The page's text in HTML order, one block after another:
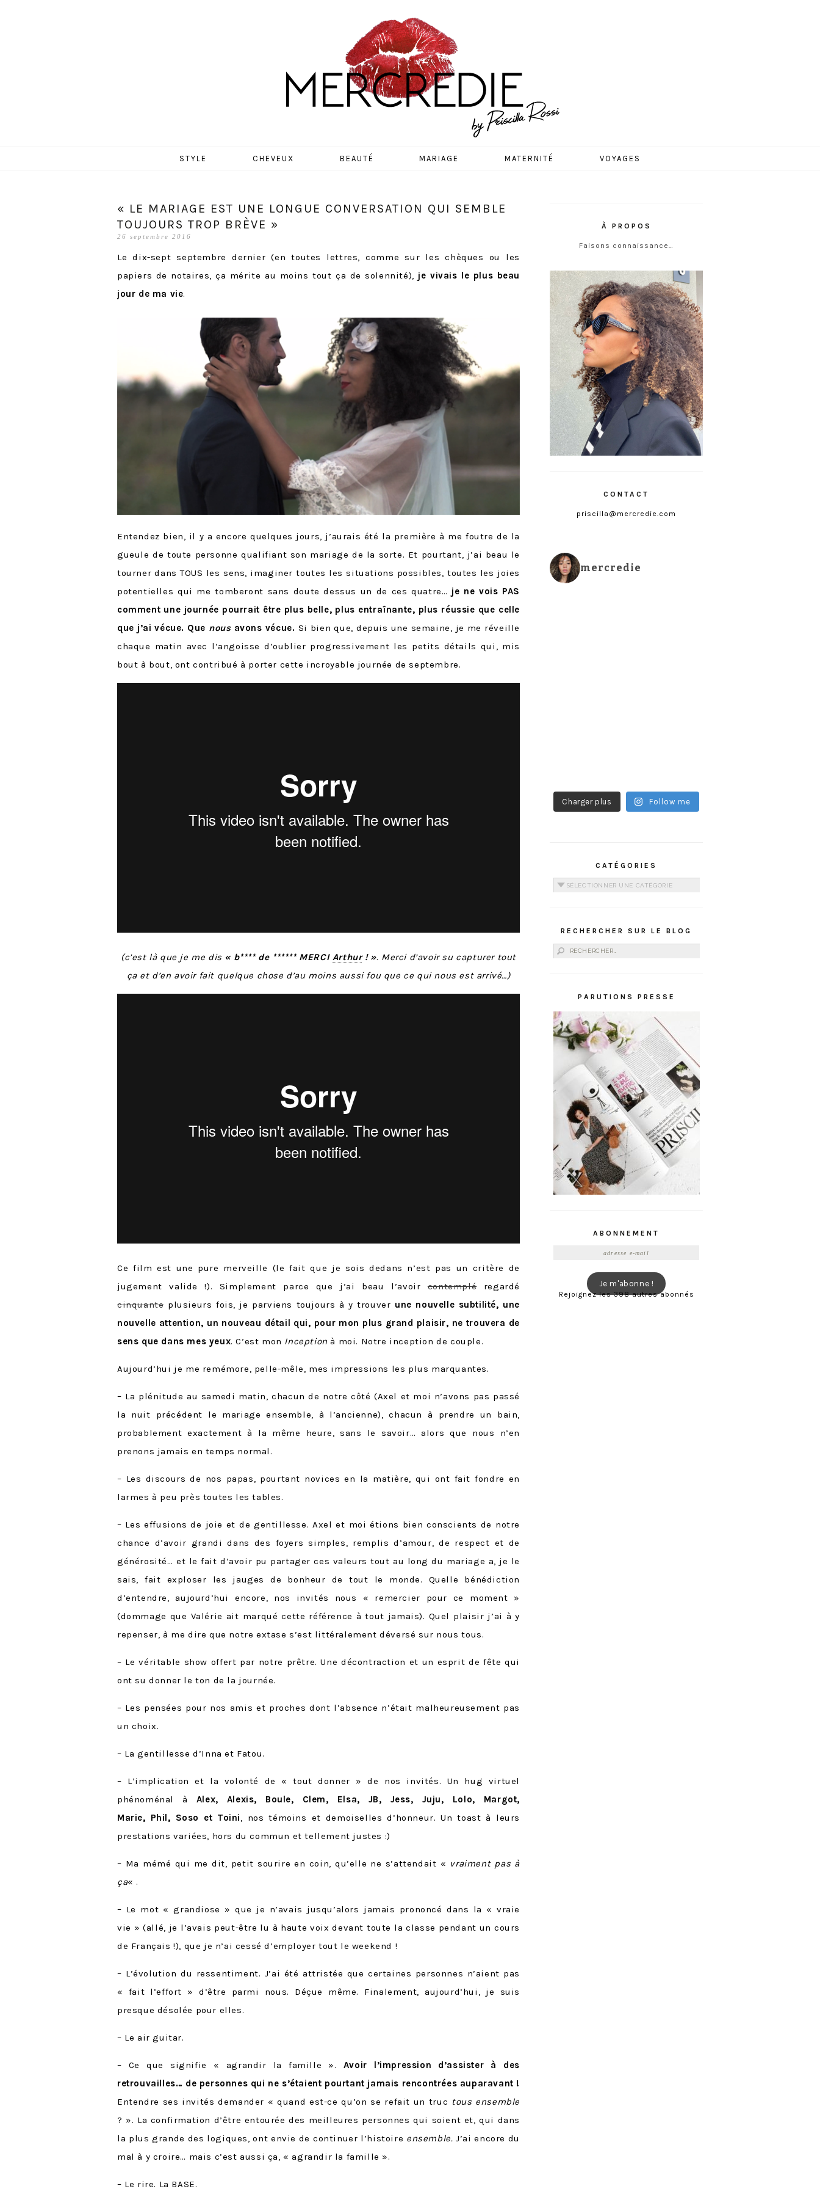
MERCREDIE
STYLE CHEVEUX BEAUTÉ MARIAGE MATERNITÉ VOYAGES
« LE MARIAGE EST UNE LONGUE CONVERSATION QUI SEMBLE
TOUJOURS TROP BRÈVE »
26 septembre 2016
Le dix-sept septembre dernier (en toutes lettres, comme sur les chèques ou les
papiers de notaires, ça mérite au moins tout ça de solennité), je vivais le plus beau
jour de ma vie.
Entendez bien, il y a encore quelques jours, j’aurais été la première à me foutre de la
gueule de toute personne qualifiant son mariage de la sorte. Et pourtant, j’ai beau le
tourner dans TOUS les sens, imaginer toutes les situations possibles, toutes les joies
potentielles qui me tomberont sans doute dessus un de ces quatre… je ne vois PAS
comment une journée pourrait être plus belle, plus entraînante, plus réussie que celle
que j’ai vécue. Que nousavons vécue. Si bien que, depuis une semaine, je me réveille
chaque matin avec l’angoisse d’oublier progressivement les petits détails qui, mis
bout à bout, ont contribué à porter cette incroyable journée de septembre.
(c’est là que je me dis « b**** de ****** MERCI Arthur! ». Merci d’avoir su capturer tout
ça et d’en avoir fait quelque chose d’au moins aussi fou que ce qui nous est arrivé…)
Ce film est une pure merveille (le fait que je sois dedans n’est pas un critère de
jugement valide !). Simplement parce que j’ai beau l’avoircontempléregardé
cinquanteplusieurs fois, je parviens toujours à y trouver une nouvelle subtilité, une
nouvelle attention, un nouveau détail qui, pour mon plus grand plaisir, ne trouvera de
sens que dans mes yeux. C’est mon Inception à moi. Notre inception de couple.
Aujourd’hui je me remémore, pelle-mêle, mes impressions les plus marquantes.
– La plénitude au samedi matin, chacun de notre côté (Axel et moi n’avons pas passé
la nuit précédent le mariage ensemble, à l’ancienne), chacun à prendre un bain,
probablement exactement à la même heure, sans le savoir… alors que nous n’en
prenons jamais en temps normal.
– Les discours de nos papas, pourtant novices en la matière, qui ont fait fondre en
larmes à peu près toutes les tables.
– Les effusions de joie et de gentillesse. Axel et moi étions bien conscients de notre
chance d’avoir grandi dans des foyers simples, remplis d’amour, de respect et de
générosité… et le fait d’avoir pu partager ces valeurs tout au long du mariage a, je le
sais, fait exploser les jauges de bonheur de tout le monde. Quelle bénédiction
d’entendre, aujourd’hui encore, nos invités nous « remercier pour ce moment »
(dommage que Valérie ait marqué cette référence à tout jamais). Quel plaisir j’ai à y
repenser, à me dire que notre extase s’est littéralement déversé sur nous tous.
– Le véritable show offert par notre prêtre. Une décontraction et un esprit de fête qui
ont su donner le ton de la journée.
– Les pensées pour nos amis et proches dont l’absence n’était malheureusement pas
un choix.
– La gentillesse d’Inna et Fatou.
– L’implication et la volonté de « tout donner » de nos invités. Un hug virtuel
phénoménal à Alex, Alexis, Boule, Clem, Elsa, JB, Jess, Juju, Lolo, Margot,
Marie, Phil, Soso et Toini, nos témoins et demoiselles d’honneur. Un toast à leurs
prestations variées, hors du commun et tellement justes :)
– Ma mémé qui me dit, petit sourire en coin, qu’elle ne s’attendait « vraiment pas à
ça« .
– Le mot « grandiose » que je n’avais jusqu’alors jamais prononcé dans la « vraie
vie » (allé, je l’avais peut-être lu à haute voix devant toute la classe pendant un cours
de Français !), que je n’ai cessé d’employer tout le weekend !
– L’évolution du ressentiment. J’ai été attristée que certaines personnes n’aient pas
« fait l’effort » d’être parmi nous. Déçue même. Finalement, aujourd’hui, je suis
presque désolée pour elles.
– Le air guitar.
– Ce que signifie « agrandir la famille ». Avoir l’impression d’assister à des
retrouvailles… de personnes qui ne s’étaient pourtant jamais rencontrées auparavant !
Entendre ses invités demander « quand est-ce qu’on se refait un truc tous ensemble
? ». La confirmation d’être entourée des meilleures personnes qui soient et, qui dans
la plus grande des logiques, ont envie de continuer l’histoire ensemble. J’ai encore du
mal à y croire… mais c’est aussi ça, « agrandir la famille ».
– Le rire. La BASE.
À PROPOS
Faisons connaissance…
CONTACT
priscilla@mercredie.com
mercredie
Charger plus Follow me
CATÉGORIES
Catégories
RECHERCHER SUR LE BLOG
Rechercher :
PARUTIONS PRESSE
ABONNEMENT
Je m'abonne !
Rejoignez les 398 autres abonnés